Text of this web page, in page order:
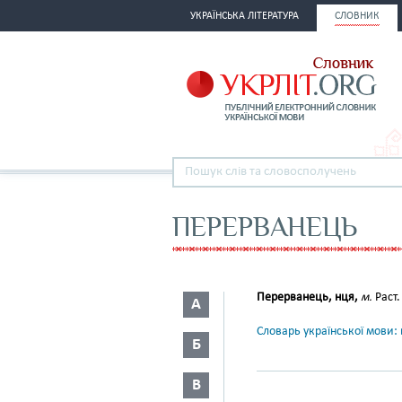
УКРАЇНСЬКА ЛІТЕРАТУРА СЛОВНИК
ПЕРЕРВАНЕЦЬ
А
Б
В
Перерванець, нця, м.
Словарь української